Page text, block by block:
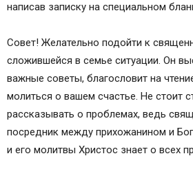
написав записку на специальном
Совет! Желательно подойти к
сложившейся в семье ситуации. Он
важные советы, благословит на
молиться о вашем счастье. Не стоит
рассказывать о проблемах, ведь
посредник между прихожанином и
и его молитвы Христос знает о всех